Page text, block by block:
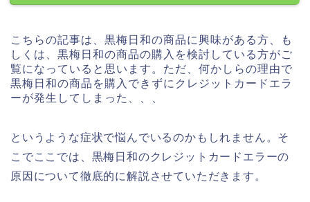
こちらの記事は、黒梅日和の商品に興味がある方、も
しくは、黒梅日和の商品の購入を検討している方がご
覧になっていると思います。ただ、何かしらの理由で
黒梅日和の商品を購入できずにクレジットカードエラ
ーが発生してしまった、、、
というような症状で悩んでいるのかもしれません。そ
こでここでは、黒梅日和のクレジットカードエラーの
原因について徹底的に解説させていただきます。